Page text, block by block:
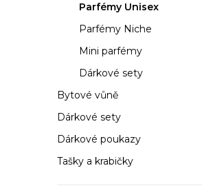
p
a
n
e
Parfémy Unisex
Parfémy Niche
Mini parfémy
Dárkové sety
Bytové vůně
Dárkové sety
Dárkové poukazy
Tašky a krabičky